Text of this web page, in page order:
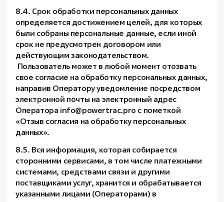
8.4. Срок обработки персональных данных
определяется достижением целей, для которых
были собраны персональные данные, если иной
срок не предусмотрен договором или
действующим законодательством.
Пользователь может в любой момент отозвать
свое согласие на обработку персональных данных,
направив Оператору уведомление посредством
электронной почты на электронный адрес
Оператора info@powertrac.pro с пометкой
«Отзыв согласия на обработку персональных
данных».
8.5. Вся информация, которая собирается
сторонними сервисами, в том числе платежными
системами, средствами связи и другими
поставщиками услуг, хранится и обрабатывается
указанными лицами (Операторами) в